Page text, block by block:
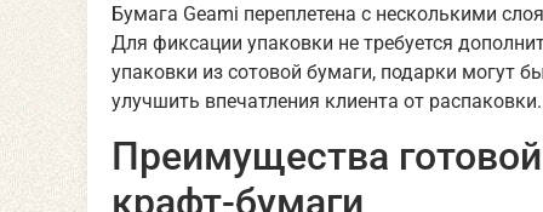
Бумага Geami переплетена с несколькими
Для фиксации упаковки не требуется
упаковки из сотовой бумаги, подарки могут
улучшить впечатления клиента от распаковки.
Преимущества
крафт-бумаги